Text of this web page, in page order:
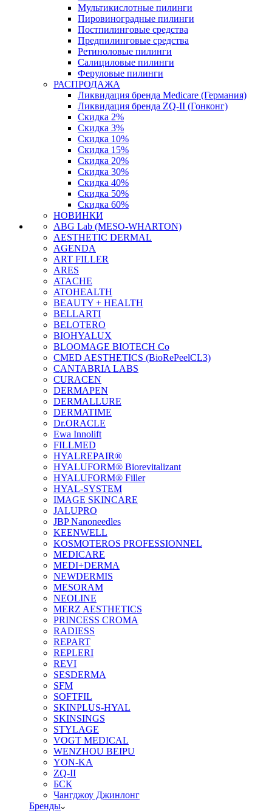
Мультикислотные пилинги
Пировиноградные пилинги
Постпилинговые средства
Предпилинговые средства
Ретиноловые пилинги
Салициловые пилинги
Феруловые пилинги
РАСПРОДАЖА
Ликвидация бренда Medicare (Германия)
Ликвидация бренда ZQ-II (Гонконг)
Скидка 2%
Скидка 3%
Скидка 10%
Скидка 15%
Скидка 20%
Скидка 30%
Скидка 40%
Скидка 50%
Скидка 60%
НОВИНКИ
ABG Lab (MESO-WHARTON)
AESTHETIC DERMAL
AGENDA
ART FILLER
ARES
ATACHE
ATOHEALTH
BEAUTY + HEALTH
BELLARTI
BELOTERO
BIOHYALUX
BLOOMAGE BIOTECH Co
CMED AESTHETICS (BioRePeelCL3)
CANTABRIA LABS
CURACEN
DERMAPEN
DERMALLURE
DERMATIME
Dr.ORACLE
Ewa Innolift
FILLMED
НYALREPAIR®
HYALUFORM® Biorevitalizant
HYALUFORM® Filler
HYAL-SYSTEM
IMAGE SKINCARE
JALUPRO
JBP Nanoneedles
KEENWELL
KOSMOTEROS PROFESSIONNEL
MEDICARE
MEDI+DERMA
NEWDERMIS
MESORAM
NEOLINE
MERZ AESTHETICS
PRINCESS CROMA
RADIESS
REPART
REPLERI
REVI
SESDERMA
SFM
SOFTFIL
SKINPLUS-HYAL
SKINSINGS
STYLAGE
VOGT MEDICAL
WENZHOU BEIPU
YON-KA
ZQ-II
БСК
Чангджоу Джинлонг
Бренды